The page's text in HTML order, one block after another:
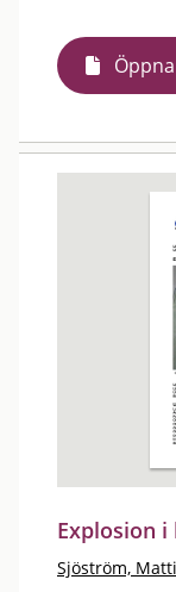
Explosion
Sjöström,